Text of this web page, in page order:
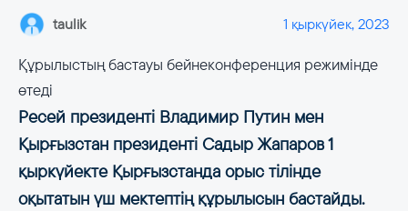
taulik 1 қыркүйек, 2023
Құрылыстың бастауы бейнеконференция режимінде
өтеді
Ресей президенті Владимир Путин мен
Қырғызстан президенті Садыр Жапаров 1
қыркүйекте Қырғызстанда орыс тілінде
оқытатын үш мектептің құрылысын бастайды.